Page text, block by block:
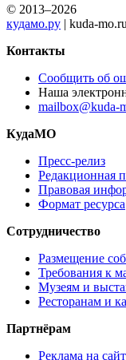
© 2013–2026
кудамо.ру | kuda-mo.ru
Контакты
Сообщить об
Наша
mailbox@kuda-
КудаМО
Пресс-релиз
Редакционная
Правовая
Формат ресурса
Сотрудничество
Размещение
Требования к
Музеям и
Ресторанам и
Партнёрам
Реклама на